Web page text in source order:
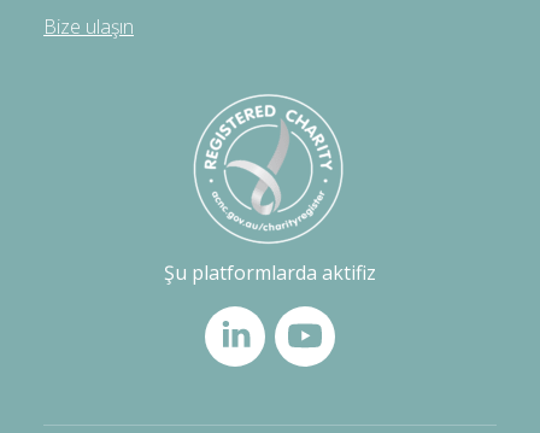
Bize ulaşın
Şu platformlarda aktifiz